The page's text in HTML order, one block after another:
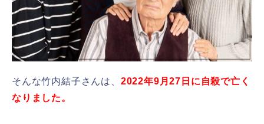
そんな竹内結子さんは、 2022年9月27日に自殺で亡く
なりました。